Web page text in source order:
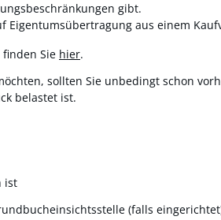
gibt.
Eigentumsübertragung aus einem
Sie hier.
sollten Sie unbedingt schon
belastet ist.
ist
(falls